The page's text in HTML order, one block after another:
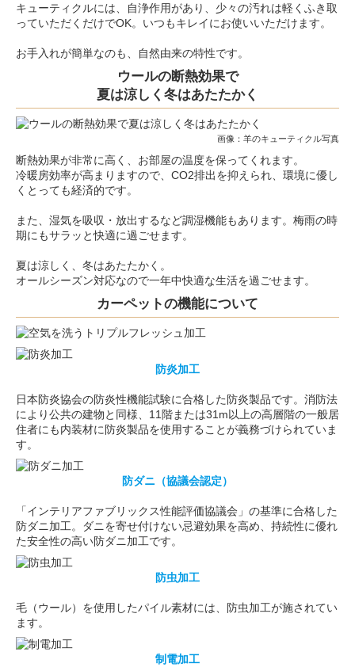
キューティクルには、自浄作用があり、少々の汚れは軽くふき取
っていただくだけでOK。いつもキレイにお使いいただけます。
お手入れが簡単なのも、自然由来の特性です。
ウールの断熱効果で
夏は涼しく冬はあたたかく
画像：羊のキューティクル写真
断熱効果が非常に高く、お部屋の温度を保ってくれます。
冷暖房効率が高まりますので、CO2排出を抑えられ、環境に優し
くとっても経済的です。
また、湿気を吸収・放出するなど調湿機能もあります。梅雨の時
期にもサラッと快適に過ごせます。
夏は涼しく、冬はあたたかく。
オールシーズン対応なので一年中快適な生活を過ごせます。
カーペットの機能について
防炎加工
日本防炎協会の防炎性機能試験に合格した防炎製品です。消防法
により公共の建物と同様、11階または31m以上の高層階の一般居
住者にも内装材に防炎製品を使用することが義務づけられていま
す。
防ダニ（協議会認定）
「インテリアファブリックス性能評価協議会」の基準に合格した
防ダニ加工。ダニを寄せ付けない忌避効果を高め、持続性に優れ
た安全性の高い防ダニ加工です。
防虫加工
毛（ウール）を使用したパイル素材には、防虫加工が施されてい
ます。
制電加工